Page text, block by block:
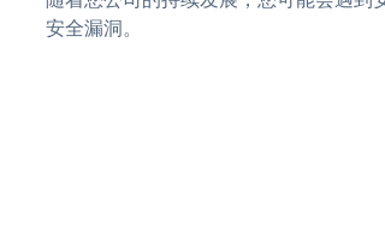
安全漏洞。